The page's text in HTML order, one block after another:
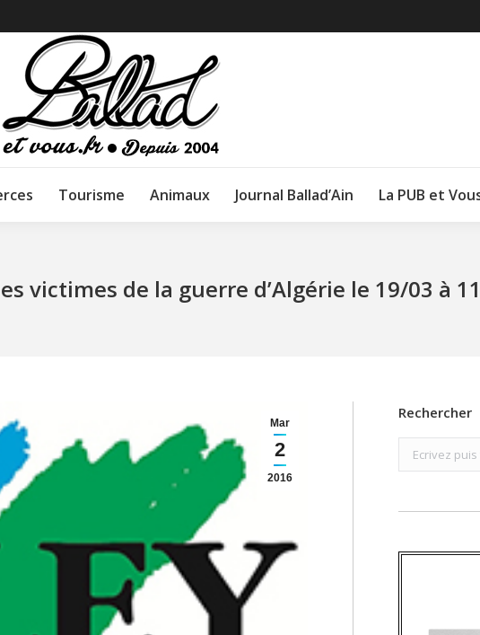
Tourisme Animaux Journal Ballad’Ain La PUB et
victimes de la guerre d’Algérie le 19/03 à
Mar
2
2016
Rechercher
Search: